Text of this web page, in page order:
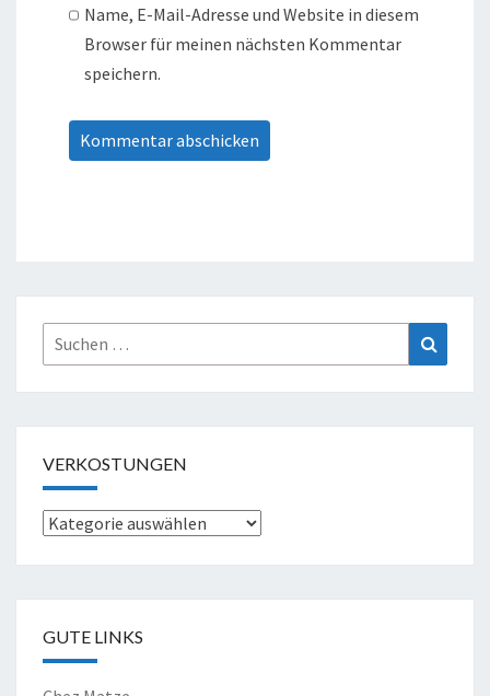
Name, E-Mail-Adresse und Website in diesem
Browser für meinen nächsten Kommentar
speichern.
Suche
nach:
VERKOSTUNGEN
Verkostungen
GUTE LINKS